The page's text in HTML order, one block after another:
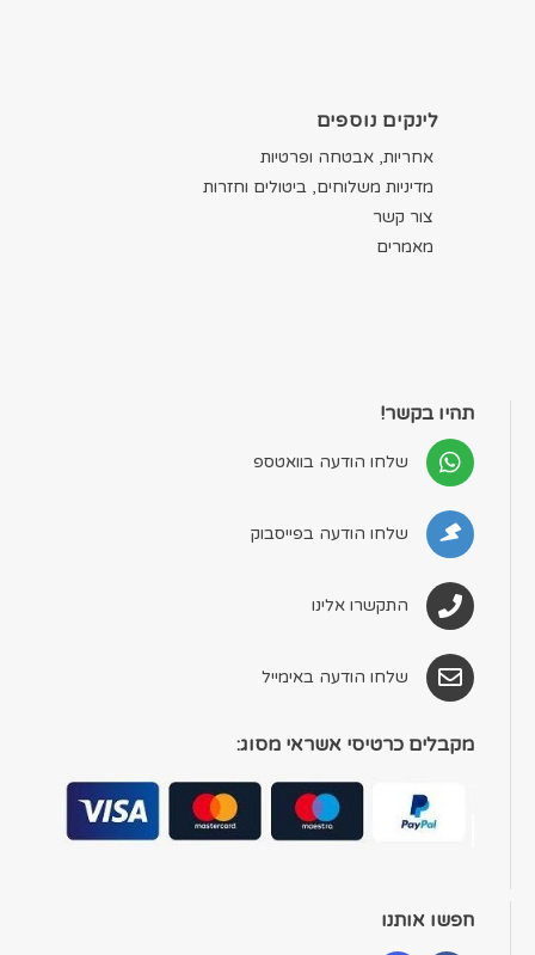
לינקים נוספים
אחריות, אבטחה ופרטיות
מדיניות משלוחים, ביטולים וחזרות
צור קשר
מאמרים
תהיו בקשר!
שלחו הודעה בוואטספ
שלחו הודעה בפייסבוק
התקשרו אלינו
שלחו הודעה באימייל
מקבלים כרטיסי אשראי מסוג:
חפשו אותנו